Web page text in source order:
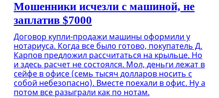
Мошенники исчезли с машиной, не
заплатив $7000
Договор купли-продажи машины оформили у
нотариуса. Когда все было готово, покупатель Д.
Карпов предложил рассчитаться на крыльце. Но
и здесь расчет не состоялся. Мол, деньги лежат в
сейфе в офисе (семь тысяч долларов носить с
собой небезопасно). Вместе поехали в офис. Ну а
потом все разыграли как по нотам.